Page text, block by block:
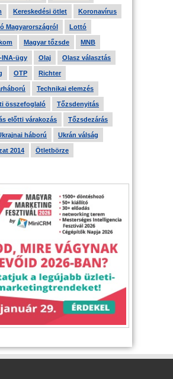
Kereskedési ötlet Koronavírus
Magyarországról Lottó
Magyar tőzsde MNB
INA-ügy Olaj Olasz választás
OTP Richter
Technikai elemzés
összefoglaló Tőzsdenyitás
előtti várakozás Tőzsdezárás
háború Ukrán válság
2014 Ötletbörze